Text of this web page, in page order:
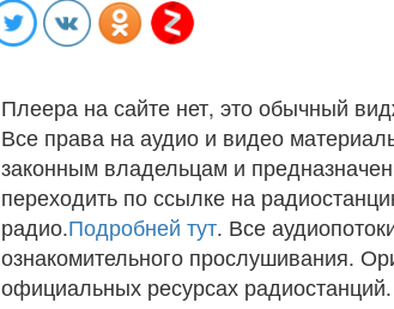
Плеера на сайте нет, это обычный
Все права на аудио и видео
законным владельцам и
переходить по ссылке на
радио.Подробней тут. Все
ознакомительного прослушивания.
официальных ресурсах радиостанций.